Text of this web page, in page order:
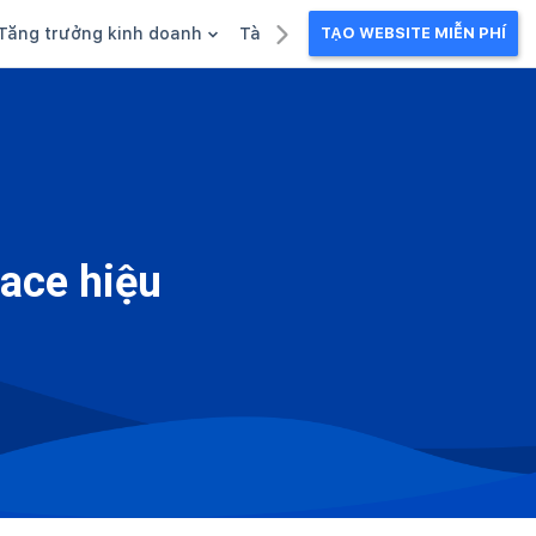
trưởng kinh doanh Tài liệu kinh doanhTẠO WEBSITE MIỄN PHÍ
hiệu